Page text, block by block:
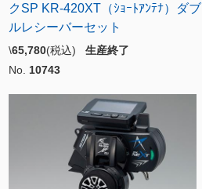
クSP KR-420XT（ｼｮｰﾄｱﾝﾃﾅ）ダブ
ルレシーバーセット
\65,780(税込) 生産終了
No. 10743